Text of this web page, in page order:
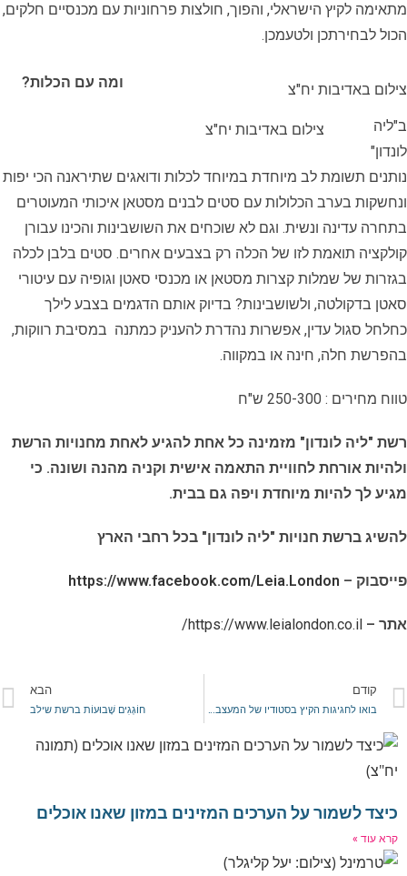
מתאימה לקיץ הישראלי, והפוך, חולצות פרחוניות עם מכנסיים חלקים,
הכול לבחירתכן ולטעמכן.
צילום באדיבות יח"צ
צילום באדיבות יח"צ
ומה עם הכלות?
ב"ליה
לונדון"
נותנים תשומת לב מיוחדת במיוחד לכלות ודואגים שתיראנה הכי יפות
ונחשקות בערב הכלולות עם סטים לבנים מסטאן איכותי המעוטרים
בתחרה עדינה ונשית. וגם לא שוכחים את השושבינות והכינו עבורן
קולקציה תואמת לזו של הכלה רק בצבעים אחרים. סטים בלבן לכלה
בגזרות של שמלות קצרות מסטאן או מכנסי סאטן וגופיה עם עיטורי
סאטן בדקולטה, ולשושבינות? בדיוק אותם הדגמים בצבע לילך
כחלחל סגול עדין, אפשרות נהדרת להעניק כמתנה במסיבת רווקות,
בהפרשת חלה, חינה או במקווה.
טווח מחירים : 250-300 ש"ח
רשת "ליה לונדון" מזמינה כל אחת להגיע לאחת מחנויות הרשת
ולהיות אורחת לחוויית התאמה אישית וקניה מהנה ושונה. כי
מגיע לך להיות מיוחדת ויפה גם בבית.
להשיג ברשת חנויות "ליה לונדון" בכל רחבי הארץ
פייסבוק – https://www.facebook.com/Leia.London
אתר – https://www.leialondon.co.il/
קודם הבא
חוֹגְגִים שָׁבוּעוֹת ברשת שילב
כיצד לשמור על הערכים המזינים במזון שאנו אוכלים
קרא עוד »